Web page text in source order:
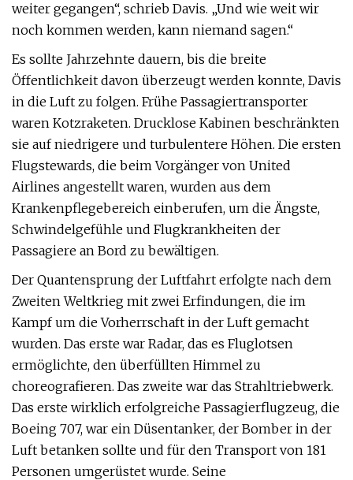
weiter gegangen“, schrieb Davis. „Und wie weit wir
noch kommen werden, kann niemand sagen.“
Es sollte Jahrzehnte dauern, bis die breite
Öffentlichkeit davon überzeugt werden konnte, Davis
in die Luft zu folgen. Frühe Passagiertransporter
waren Kotzraketen. Drucklose Kabinen beschränkten
sie auf niedrigere und turbulentere Höhen. Die ersten
Flugstewards, die beim Vorgänger von United
Airlines angestellt waren, wurden aus dem
Krankenpflegebereich einberufen, um die Ängste,
Schwindelgefühle und Flugkrankheiten der
Passagiere an Bord zu bewältigen.
Der Quantensprung der Luftfahrt erfolgte nach dem
Zweiten Weltkrieg mit zwei Erfindungen, die im
Kampf um die Vorherrschaft in der Luft gemacht
wurden. Das erste war Radar, das es Fluglotsen
ermöglichte, den überfüllten Himmel zu
choreografieren. Das zweite war das Strahltriebwerk.
Das erste wirklich erfolgreiche Passagierflugzeug, die
Boeing 707, war ein Düsentanker, der Bomber in der
Luft betanken sollte und für den Transport von 181
Personen umgerüstet wurde. Seine